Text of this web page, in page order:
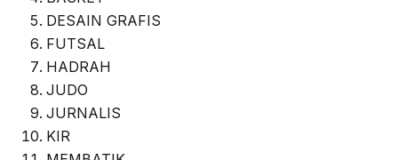
DESAIN GRAFIS
FUTSAL
HADRAH
JUDO
JURNALIS
KIR